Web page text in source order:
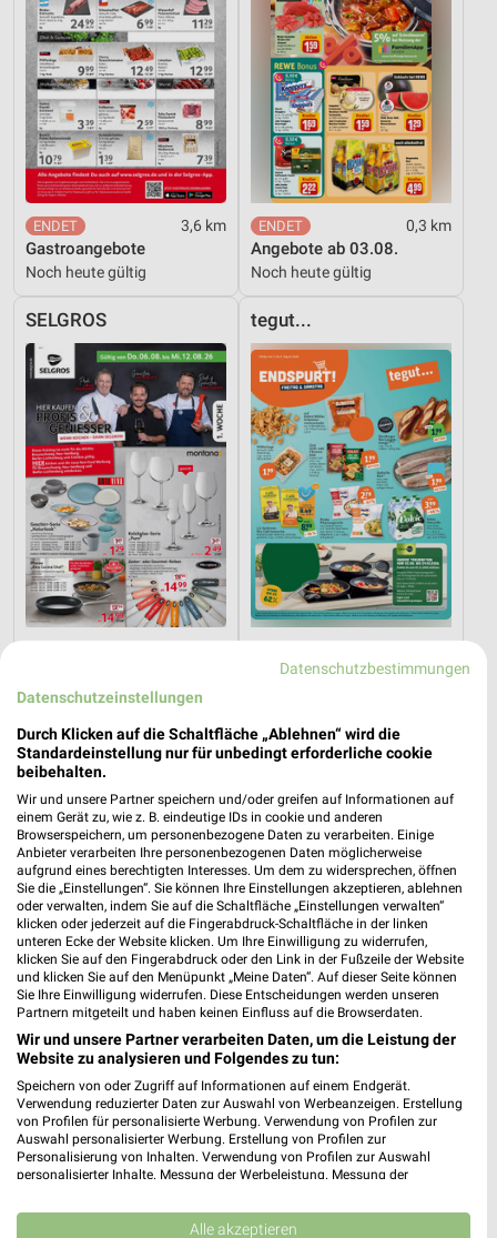
3,6 km
Gastroangebote
Noch heute gültig
0,3 km
Angebote ab 03.08.
Noch heute gültig
SELGROS
Gültig bis Mi. 12.08.
tegut...
Angebote ab 03.08.
nahkauf
Angebote ab 03.08.
Noch heute gültig
SELGROS
Kiosk-Ordersatz
Gültig bis Mo. 31.08.
SELGROS SELGROS
Datenschutzbestimmungen
Datenschutzeinstellungen
Durch Klicken auf die Schaltfläche „Ablehnen“ wird die
Standardeinstellung nur für unbedingt erforderliche cookie
beibehalten.
Wir und unsere Partner speichern und/oder greifen auf Informationen auf
einem Gerät zu, wie z. B. eindeutige IDs in cookie und anderen
Browserspeichern, um personenbezogene Daten zu verarbeiten. Einige
Anbieter verarbeiten Ihre personenbezogenen Daten möglicherweise
aufgrund eines berechtigten Interesses. Um dem zu widersprechen, öffnen
Sie die „Einstellungen“. Sie können Ihre Einstellungen akzeptieren, ablehnen
oder verwalten, indem Sie auf die Schaltfläche „Einstellungen verwalten“
klicken oder jederzeit auf die Fingerabdruck-Schaltfläche in der linken
unteren Ecke der Website klicken. Um Ihre Einwilligung zu widerrufen,
klicken Sie auf den Fingerabdruck oder den Link in der Fußzeile der Website
und klicken Sie auf den Menüpunkt „Meine Daten“. Auf dieser Seite können
Sie Ihre Einwilligung widerrufen. Diese Entscheidungen werden unseren
Partnern mitgeteilt und haben keinen Einfluss auf die Browserdaten.
Wir und unsere Partner verarbeiten Daten, um die Leistung der
Website zu analysieren und Folgendes zu tun:
Speichern von oder Zugriff auf Informationen auf einem Endgerät.
Verwendung reduzierter Daten zur Auswahl von Werbeanzeigen. Erstellung
von Profilen für personalisierte Werbung. Verwendung von Profilen zur
Auswahl personalisierter Werbung. Erstellung von Profilen zur
Personalisierung von Inhalten. Verwendung von Profilen zur Auswahl
personalisierter Inhalte. Messung der Werbeleistung. Messung der
Kombinationen von Daten aus verschiedenen Quellen. Entwicklung und
Verbesserung der Angebote. Verwendung reduzierter Daten zur Auswahl
Alle akzeptieren